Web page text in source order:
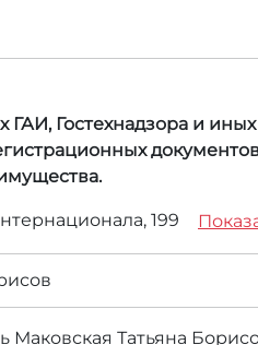
Гостехнадзора и
199
Татьяна